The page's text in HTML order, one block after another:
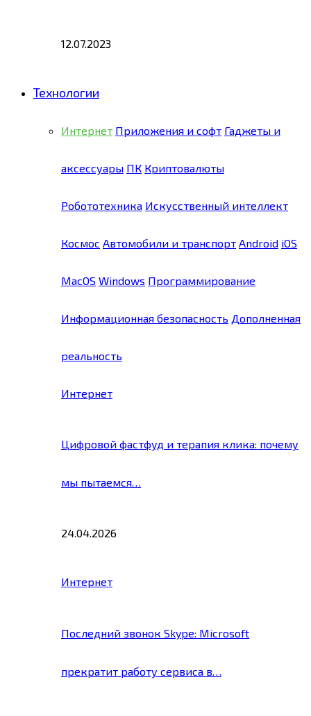
12.07.2023
Технологии
Интернет Приложения и софт Гаджеты и
аксессуары ПК Криптовалюты
Робототехника Искусственный интеллект
Космос Автомобили и транспорт Android iOS
MacOS Windows Программирование
Информационная безопасность Дополненная
реальность
Интернет
Цифровой фастфуд и терапия клика: почему
мы пытаемся…
24.04.2026
Интернет
Последний звонок Skype: Microsoft
прекратит работу сервиса в…